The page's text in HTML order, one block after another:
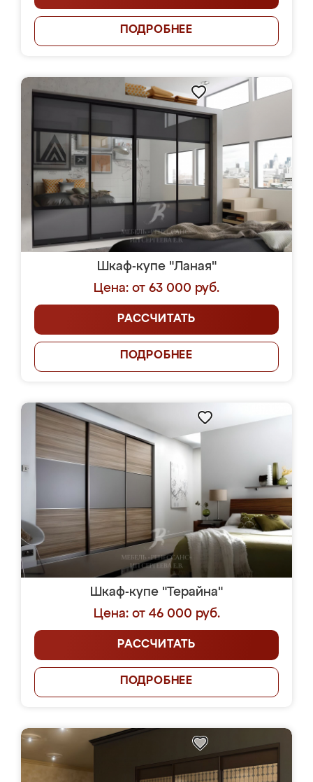
ПОДРОБНЕЕ
Шкаф-купе "Ланая"
Цена: от 63 000 руб.
РАССЧИТАТЬ
ПОДРОБНЕЕ
Шкаф-купе "Терайна"
Цена: от 46 000 руб.
РАССЧИТАТЬ
ПОДРОБНЕЕ